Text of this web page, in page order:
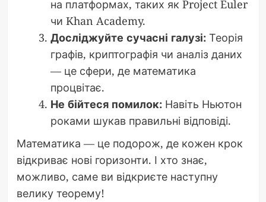
на платформах, таких як Project Euler
чи Khan Academy.
Досліджуйте сучасні галузі:Теорія
графів, криптографія чи аналіз даних
— це сфери, де математика
процвітає.
Не бійтеся помилок:Навіть Ньютон
роками шукав правильні відповіді.
Математика — це подорож, де кожен крок
відкриває нові горизонти. І хто знає,
можливо, саме ви відкриєте наступну
велику теорему!